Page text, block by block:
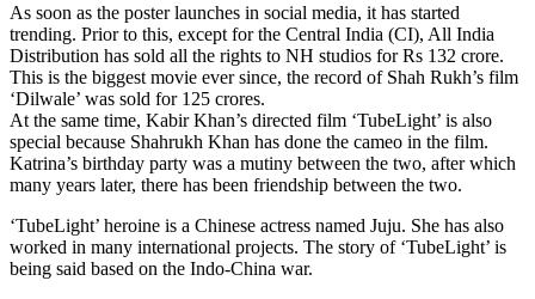
As soon as the poster launches in social media, it has started
trending. Prior to this, except for the Central India (CI), All India
Distribution has sold all the rights to NH studios for Rs 132 crore.
This is the biggest movie ever since, the record of Shah Rukh’s film
‘Dilwale’ was sold for 125 crores.
At the same time, Kabir Khan’s directed film ‘TubeLight’ is also
special because Shahrukh Khan has done the cameo in the film.
Katrina’s birthday party was a mutiny between the two, after which
many years later, there has been friendship between the two.
‘TubeLight’ heroine is a Chinese actress named Juju. She has also
worked in many international projects. The story of ‘TubeLight’ is
being said based on the Indo-China war.